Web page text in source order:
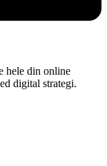
hele din online
digital strategi.